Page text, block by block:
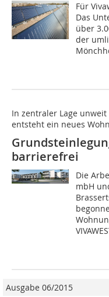
Für
Das
über
der
In zentraler Lage
entsteht ein neues
barrierefrei
Die
mbH
Ausgabe 06/2015